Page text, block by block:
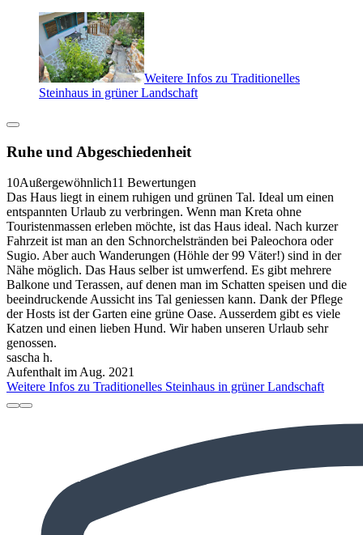
Weitere Infos zu Traditionelles
Steinhaus in grüner Landschaft
Ruhe und Abgeschiedenheit
10Außergewöhnlich11 Bewertungen
Das Haus liegt in einem ruhigen und grünen Tal. Ideal um einen
entspannten Urlaub zu verbringen. Wenn man Kreta ohne
Touristenmassen erleben möchte, ist das Haus ideal. Nach kurzer
Fahrzeit ist man an den Schnorchelstränden bei Paleochora oder
Sugio. Aber auch Wanderungen (Höhle der 99 Väter!) sind in der
Nähe möglich. Das Haus selber ist umwerfend. Es gibt mehrere
Balkone und Terassen, auf denen man im Schatten speisen und die
beeindruckende Aussicht ins Tal geniessen kann. Dank der Pflege
der Hosts ist der Garten eine grüne Oase. Ausserdem gibt es viele
Katzen und einen lieben Hund. Wir haben unseren Urlaub sehr
genossen.
sascha h.
Aufenthalt im Aug. 2021
Weitere Infos zu Traditionelles Steinhaus in grüner Landschaft